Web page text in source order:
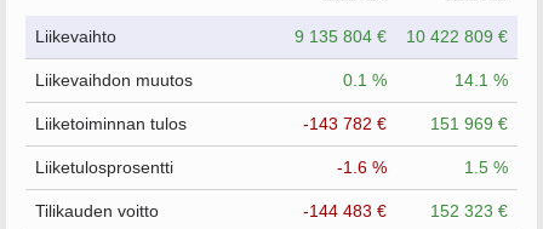
Liikevaihto 9 135 804 € 10 422 809 €
Liikevaihdon muutos 0.1 % 14.1 %
Liiketoiminnan tulos -143 782 € 151 969 €
Liiketulosprosentti -1.6 % 1.5 %
Tilikauden voitto -144 483 € 152 323 €